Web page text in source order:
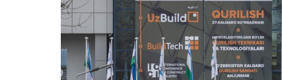
классов
ПРОГРАММА 8-й
Международной
Конференции
Строительной Индустрии
ICCI 2027
Официальный
Оператор
выставках